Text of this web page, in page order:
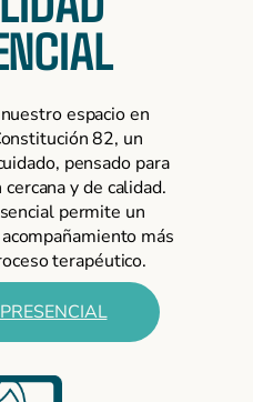
espacio en
82, un
pensado para
y de calidad.
permite un
más
terapéutico.